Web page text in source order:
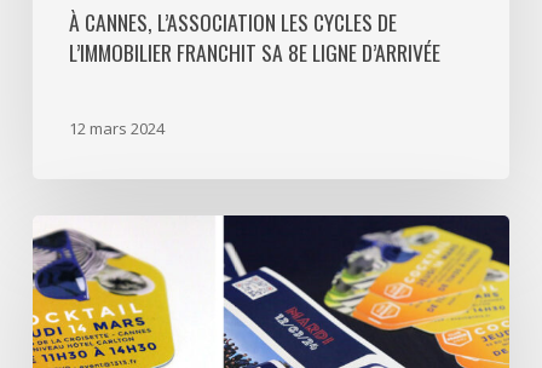
À CANNES, L’ASSOCIATION LES CYCLES DE
L’IMMOBILIER FRANCHIT SA 8E LIGNE D’ARRIVÉE
12 mars 2024
Un
cocktail
Club
France
surplombant